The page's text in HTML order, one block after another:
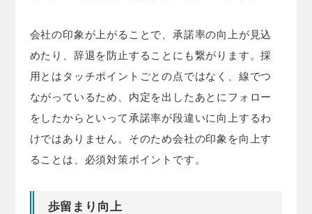
会社の印象が上がることで、承諾率の向上が見込
めたり、辞退を防止することにも繋がります。採
用とはタッチポイントごとの点ではなく、線でつ
ながっているため、内定を出したあとにフォロー
をしたからといって承諾率が段違いに向上するわ
けではありません。そのため会社の印象を向上す
ることは、必須対策ポイントです。
歩留まり向上